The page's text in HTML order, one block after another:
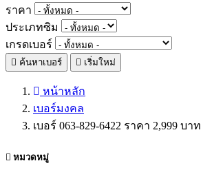
ราคา
ประเภทซิม
เกรดเบอร์
ค้นหาเบอร์ เริ่มใหม่
หน้าหลัก
เบอร์มงคล
เบอร์ 063-829-6422 ราคา 2,999 บาท
หมวดหมู่